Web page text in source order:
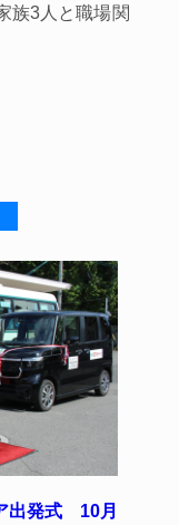
族3人と職場関
出発式 10月